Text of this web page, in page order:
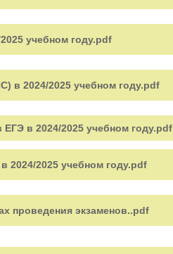
учебном году.pdf
в 2024/2025 учебном году.pdf
в 2024/2025 учебном году.pdf
2025 учебном году.pdf
проведения экзаменов..pdf